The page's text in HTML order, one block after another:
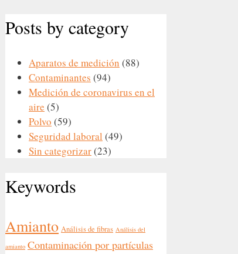
Posts by category
Aparatos de medición (88)
Contaminantes (94)
Medición de coronavirus en el
aire (5)
Polvo (59)
Seguridad laboral (49)
Sin categorizar(23)
Keywords
Amianto Análisis de fibras Análisis del
amianto Contaminación por partículas